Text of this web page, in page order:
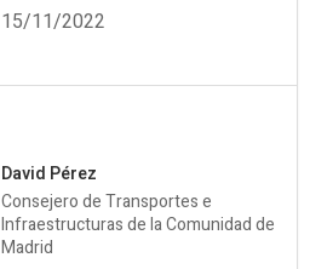
15/11/2022
David Pérez
Consejero de Transportes e
Infraestructuras de la Comunidad de
Madrid